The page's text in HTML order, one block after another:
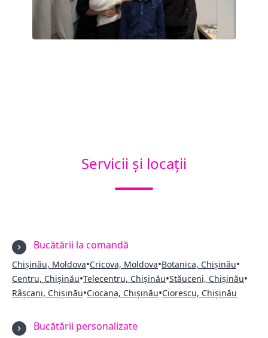
Servicii și locații
Bucătării la comandă
Chișinău, Moldova•Cricova, Moldova•Botanica, Chișinău•
Centru, Chișinău•Telecentru, Chișinău•Stăuceni, Chișinău•
Râșcani, Chișinău•Ciocana, Chișinău•Ciorescu, Chișinău
Bucătării personalizate